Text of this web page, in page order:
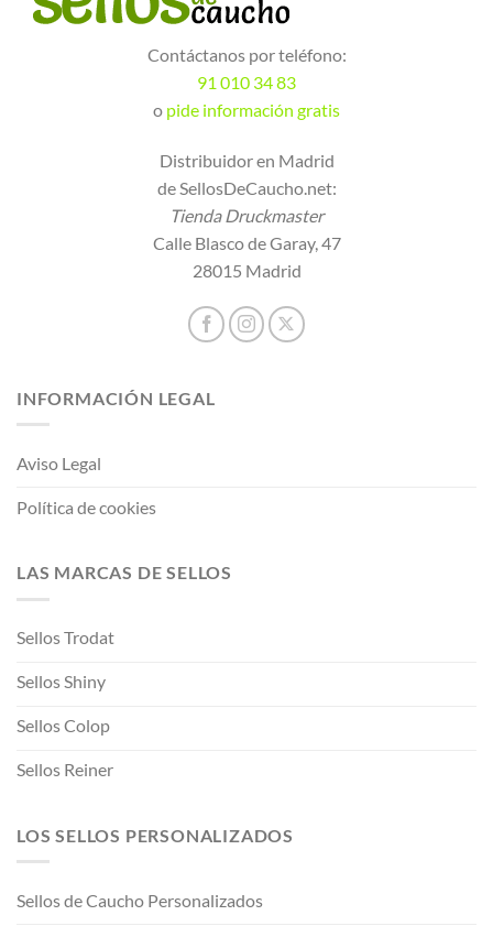
Contáctanos por teléfono:
91 010 34 83
o pide información gratis
Distribuidor en Madrid
de SellosDeCaucho.net:
Tienda Druckmaster
Calle Blasco de Garay, 47
28015 Madrid
INFORMACIÓN LEGAL
Aviso Legal
Política de cookies
LAS MARCAS DE SELLOS
Sellos Trodat
Sellos Shiny
Sellos Colop
Sellos Reiner
LOS SELLOS PERSONALIZADOS
Sellos de Caucho Personalizados